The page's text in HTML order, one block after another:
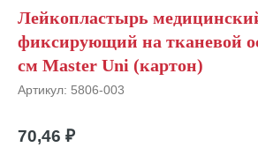
Лейкопластырь
фиксирующий на тканевой
см Master Uni (картон)
Артикул: 5806-003
70,46 ₽